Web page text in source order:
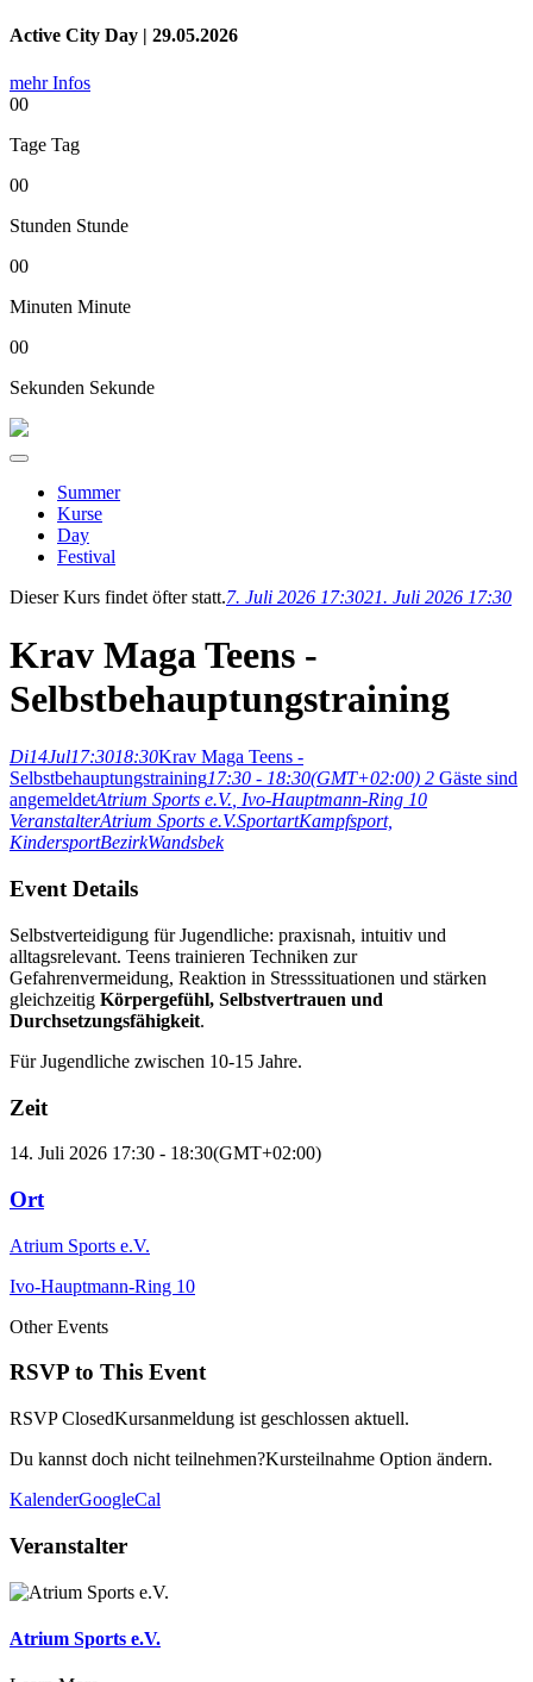
Active City Day | 29.05.2026
mehr Infos
00
Tage Tag
00
Stunden Stunde
00
Minuten Minute
00
Sekunden Sekunde
Summer
Kurse
Day
Festival
Dieser Kurs findet öfter statt.7. Juli 2026 17:3021. Juli 2026 17:30
Krav Maga Teens -
Selbstbehauptungstraining
Di14Jul17:3018:30Krav Maga Teens -
Selbstbehauptungstraining17:30 - 18:30(GMT+02:00) 2 Gäste sind
angemeldetAtrium Sports e.V., Ivo-Hauptmann-Ring 10
VeranstalterAtrium Sports e.V.SportartKampfsport,
KindersportBezirkWandsbek
Event Details
Selbstverteidigung für Jugendliche: praxisnah, intuitiv und
alltagsrelevant. Teens trainieren Techniken zur
Gefahrenvermeidung, Reaktion in Stresssituationen und stärken
gleichzeitig Körpergefühl, Selbstvertrauen und
Durchsetzungsfähigkeit.
Für Jugendliche zwischen 10-15 Jahre.
Zeit
14. Juli 2026 17:30 - 18:30(GMT+02:00)
Ort
Atrium Sports e.V.
Ivo-Hauptmann-Ring 10
Other Events
RSVP to This Event
RSVP ClosedKursanmeldung ist geschlossen aktuell.
Du kannst doch nicht teilnehmen?Kursteilnahme Option ändern.
KalenderGoogleCal
Veranstalter
Atrium Sports e.V.